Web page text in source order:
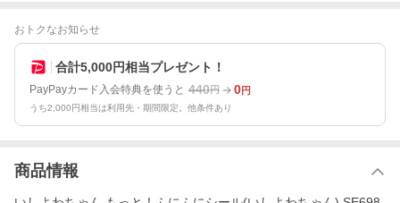
おトクなお知らせ
合計5,000円相当プレゼント！
PayPayカード入会特典を使うと 440円 0円
うち2,000円相当は利用先・期間限定。他条件あり
商品情報